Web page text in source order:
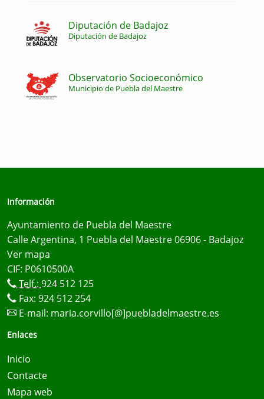
Diputación de Badajoz
Diputación de Badajoz
Observatorio Socioeconómico
Municipio de Puebla del Maestre
Información
Ayuntamiento de Puebla del Maestre
Calle Argentina, 1 Puebla del Maestre 06906 - Badajoz
Ver mapa
CIF: P0610500A
Telf.: 924 512 125
Fax: 924 512 254
E-mail: maria.corvillo[@]puebladelmaestre.es
Enlaces
Inicio
Contacte
Mapa web